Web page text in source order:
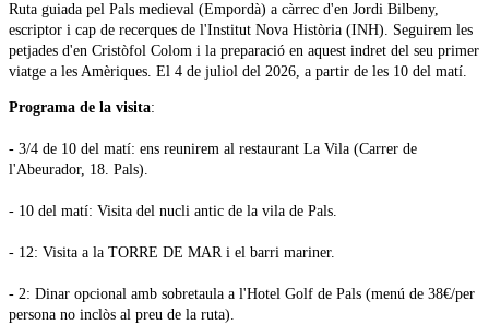
Ruta guiada pel Pals medieval (Empordà) a càrrec d'en Jordi Bilbeny,
escriptor i cap de recerques de l'Institut Nova Història (INH). Seguirem les
petjades d'en Cristòfol Colom i la preparació en aquest indret del seu primer
viatge a les Amèriques. El 4 de juliol del 2026, a partir de les 10 del matí.
Programa de la visita:
- 3/4 de 10 del matí: ens reunirem al restaurant La Vila (Carrer de
l'Abeurador, 18. Pals).
- 10 del matí: Visita del nucli antic de la vila de Pals.
- 12: Visita a la TORRE DE MAR i el barri mariner.
- 2: Dinar opcional amb sobretaula a l'Hotel Golf de Pals (menú de 38€/per
persona no inclòs al preu de la ruta).